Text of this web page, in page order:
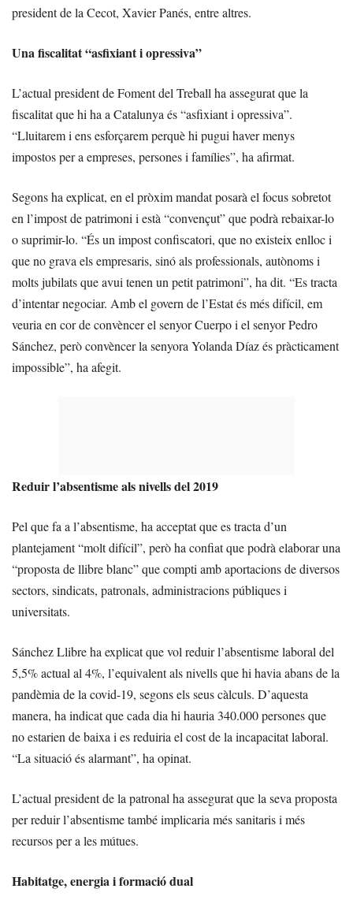
president de la Cecot, Xavier Panés, entre altres.
Una fiscalitat “asfixiant i opressiva”
L’actual president de Foment del Treball ha assegurat que la
fiscalitat que hi ha a Catalunya és “asfixiant i opressiva”.
“Lluitarem i ens esforçarem perquè hi pugui haver menys
impostos per a empreses, persones i famílies”, ha afirmat.
Segons ha explicat, en el pròxim mandat posarà el focus sobretot
en l’impost de patrimoni i està “convençut” que podrà rebaixar-lo
o suprimir-lo. “És un impost confiscatori, que no existeix enlloc i
que no grava els empresaris, sinó als professionals, autònoms i
molts jubilats que avui tenen un petit patrimoni”, ha dit. “Es tracta
d’intentar negociar. Amb el govern de l’Estat és més difícil, em
veuria en cor de convèncer el senyor Cuerpo i el senyor Pedro
Sánchez, però convèncer la senyora Yolanda Díaz és pràcticament
impossible”, ha afegit.
Reduir l’absentisme als nivells del 2019
Pel que fa a l’absentisme, ha acceptat que es tracta d’un
plantejament “molt difícil”, però ha confiat que podrà elaborar una
“proposta de llibre blanc” que compti amb aportacions de diversos
sectors, sindicats, patronals, administracions públiques i
universitats.
Sánchez Llibre ha explicat que vol reduir l’absentisme laboral del
5,5% actual al 4%, l’equivalent als nivells que hi havia abans de la
pandèmia de la covid-19, segons els seus càlculs. D’aquesta
manera, ha indicat que cada dia hi hauria 340.000 persones que
no estarien de baixa i es reduiria el cost de la incapacitat laboral.
“La situació és alarmant”, ha opinat.
L’actual president de la patronal ha assegurat que la seva proposta
per reduir l’absentisme també implicaria més sanitaris i més
recursos per a les mútues.
Habitatge, energia i formació dual